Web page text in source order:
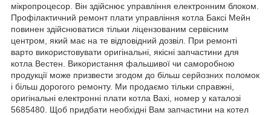
мікропроцесор. Він здійснює управління електронним блоком.
Профілактичний ремонт плати управління котла Баксі Мейн
повинен здійснюватися тільки ліцензованим сервісним
центром, який має на те відповідний дозвіл. При ремонті
варто використовувати оригінальні, якісні запчастини для
котла Вестен. Використання фальшивої чи саморобною
продукції може призвести згодом до більш серйозних поломок
і більш дорогого ремонту. Ми продаємо тільки справжні,
оригінальні електронні плати котла Baxi , номер у каталозі
5685480. Щоб придбати необхідні Вам запчастини на котел